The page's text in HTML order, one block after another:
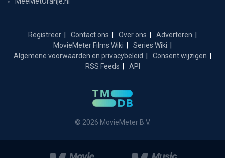
Registreer Contact ons Over ons
Adverteren
MovieMeter Films Wiki
Series Wiki
Algemene voorwaarden en privacybeleid
Consent wijzigen
RSS Feeds
API
© 2026 MovieMeter B.V.